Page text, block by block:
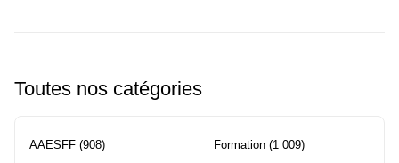
Toutes nos catégories
AAESFF (908) Formation (1 009)